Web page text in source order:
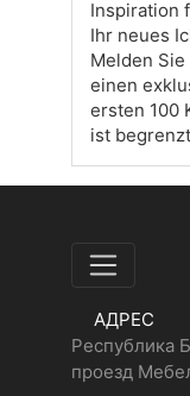
Inspiration
Ihr neues
Melden
einen
ersten 100
ist
АДРЕС
Республика
проезд